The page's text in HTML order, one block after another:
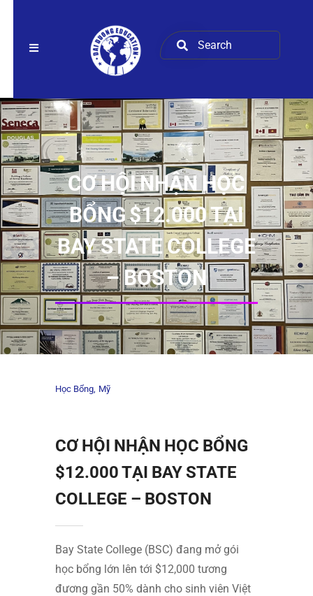
CƠ HỘI NHẬN HỌC
BỔNG $12.000 TẠI
BAY STATE COLLEGE
– BOSTON
Học Bổng Mỹ
CƠ HỘI NHẬN HỌC BỔNG
$12.000 TẠI BAY STATE
COLLEGE – BOSTON
Bay State College (BSC) đang mở gói
học bổng lớn lên tới $12,000 tương
đương gần 50% dành cho sinh viên Việt